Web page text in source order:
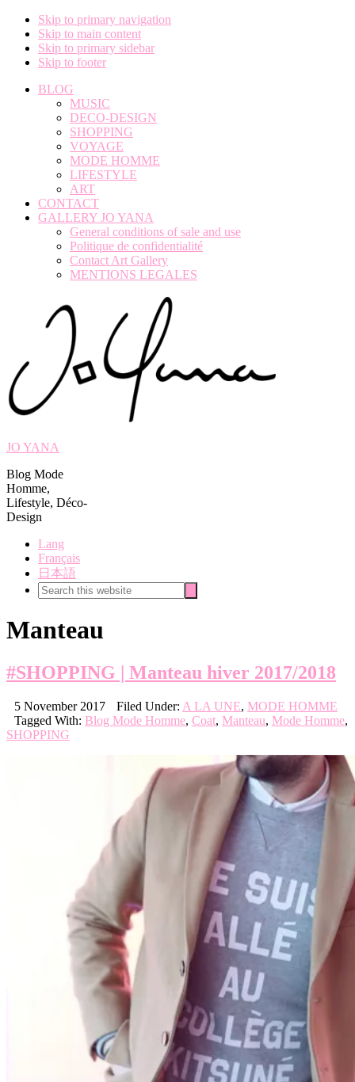
Skip to primary navigation
Skip to main content
Skip to primary sidebar
Skip to footer
BLOG
MUSIC
DECO-DESIGN
SHOPPING
VOYAGE
MODE HOMME
LIFESTYLE
ART
CONTACT
GALLERY JO YANA
General conditions of sale and use
Politique de confidentialité
Contact Art Gallery
MENTIONS LEGALES
JO YANA
Blog Mode
Homme,
Lifestyle, Déco-
Design
Lang
Français
日本語
Search
this
Manteau
#SHOPPING | Manteau hiver 2017/2018
5 November 2017 Filed Under: A LA UNE, MODE HOMME
Tagged With: Blog Mode Homme, Coat, Manteau, Mode Homme,
SHOPPING